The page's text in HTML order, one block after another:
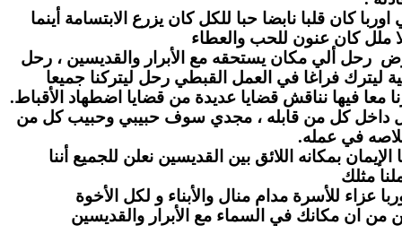
كان قلبا نابضا حبا للكل كان يزرع الابتسامة أينما
ملل كان عنون للحب والعطاء
رحل ألي مكان يستحقه مع الأبرار والقديسين ، رحل
ليترك فراغا في العمل القبطي رحل ليتركنا جميعا
فيها نناقش قضايا عديدة من قضايا اضطهاد الأقباط.
داخل كل من قابله ، مجدي سوف حبيبي وحبيب كل من
في عمله.
بمكانه اللائق بين القديسين نعلن للجميع أننا
مثلك
عزاء للأسرة مدام منال والأبناء و لكل الأخوة
من ان مكانك في السماء مع الأبرار والقديسين